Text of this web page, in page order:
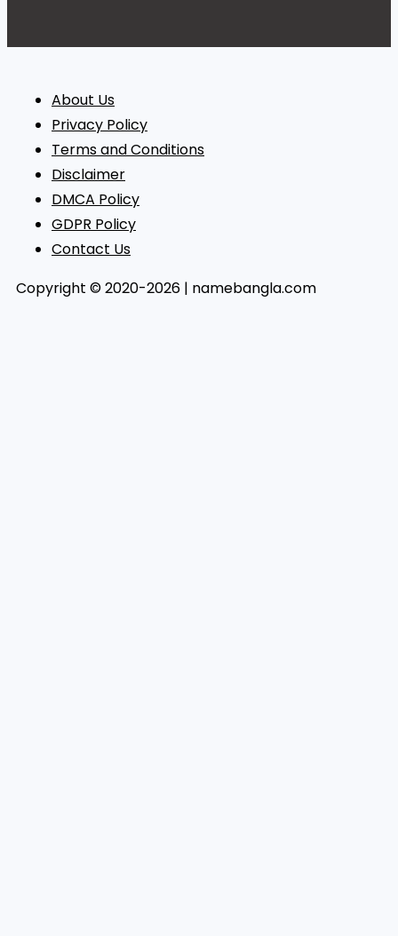
About Us
Privacy Policy
Terms and Conditions
Disclaimer
DMCA Policy
GDPR Policy
Contact Us
Copyright © 2020-2026 | namebangla.com